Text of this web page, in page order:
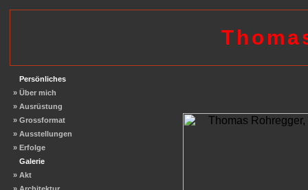
Persönliches
» Über mich
» Ausrüstung
» Grossformat
» Ausstellungen
» Erfolge
Galerie
» Akt